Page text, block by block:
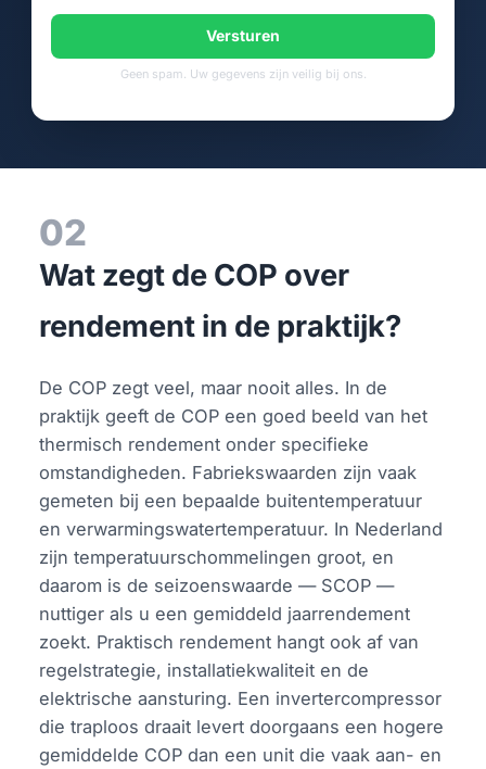
Versturen
Geen spam. Uw gegevens zijn veilig bij ons.
02
Wat zegt de COP over
rendement in de praktijk?
De COP zegt veel, maar nooit alles. In de
praktijk geeft de COP een goed beeld van het
thermisch rendement onder specifieke
omstandigheden. Fabriekswaarden zijn vaak
gemeten bij een bepaalde buitentemperatuur
en verwarmingswatertemperatuur. In Nederland
zijn temperatuurschommelingen groot, en
daarom is de seizoenswaarde — SCOP —
nuttiger als u een gemiddeld jaarrendement
zoekt. Praktisch rendement hangt ook af van
regelstrategie, installatiekwaliteit en de
elektrische aansturing. Een invertercompressor
die traploos draait levert doorgaans een hogere
gemiddelde COP dan een unit die vaak aan- en